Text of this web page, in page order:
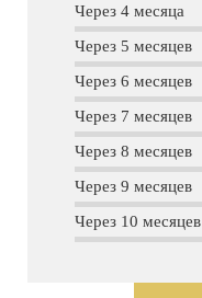
Через 4 месяца
Через 5 месяцев
Через 6 месяцев
Через 7 месяцев
Через 8 месяцев
Через 9 месяцев
Через 10 месяцев